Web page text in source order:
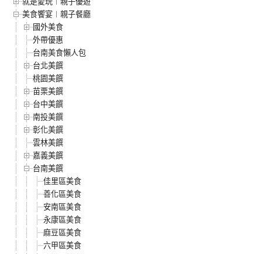
美食饗宴︱親子餐廳
國外美食
外帶優惠
台南美食懶人包
台北美饌
桃園美饌
苗栗美饌
台中美饌
南投美饌
彰化美饌
雲林美饌
嘉義美饌
台南美饌
佳里區美食
善化區美食
安南區美食
永康區美食
麻豆區美食
六甲區美食